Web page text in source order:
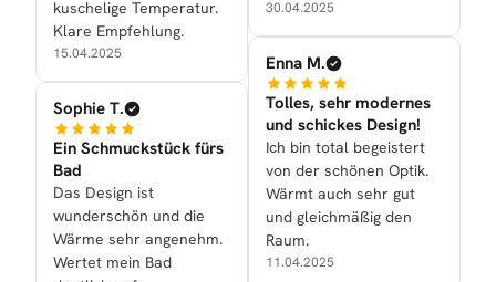
kuschelige Temperatur.
Klare Empfehlung.
15.04.2025
Sophie T.
Ein Schmuckstück fürs
Bad
Das Design ist
wunderschön und die
Wärme sehr angenehm.
Wertet mein Bad
30.04.2025
Enna M.
Tolles, sehr modernes
und schickes Design!
Ich bin total begeistert
von der schönen Optik.
Wärmt auch sehr gut
und gleichmäßig den
Raum.
11.04.2025